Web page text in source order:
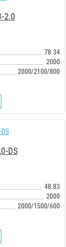
2.0
78.34
2000
2000/2100/800
DS
48.83
2000
2000/1500/600